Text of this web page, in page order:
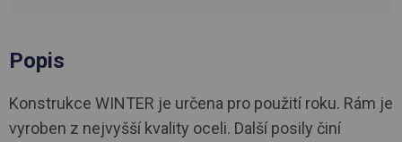
Popis
Konstrukce WINTER je určena pro použití roku. Rám je
vyroben z nejvyšší kvality oceli. Další posily činí